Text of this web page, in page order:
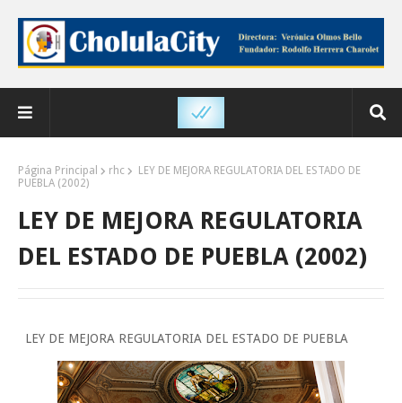
Página Principal rhc
LEY DE MEJORA REGULATORIA DEL ESTADO DE
PUEBLA (2002)
LEY DE MEJORA REGULATORIA
DEL ESTADO DE PUEBLA (2002)
LEY DE MEJORA REGULATORIA DEL ESTADO DE PUEBLA